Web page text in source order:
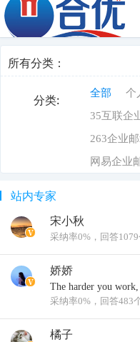
所有分类：
分类: 全部 个
35互联企
263企业
网易企业
站内专家
宋小秋
采纳率0%，回答
娇娇
The harder you
采纳率0%，回答483
橘子